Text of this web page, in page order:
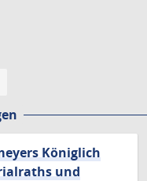
Königlich
und